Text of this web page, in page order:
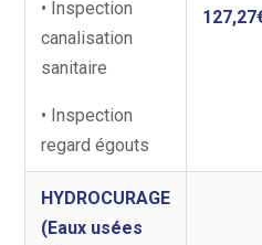
• Inspection
canalisation
sanitaire
• Inspection
regard égouts
HYDROCURAGE
(Eaux usées